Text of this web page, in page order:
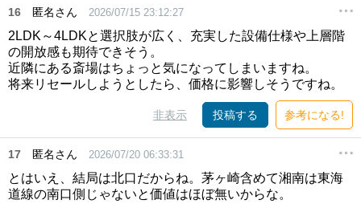
16 匿名さん 2026/07/15 23:12:27
2LDK～4LDKと選択肢が広く、充実した設備仕様や上層階
の開放感も期待できそう。
近隣にある斎場はちょっと気になってしまいますね。
将来リセールしようとしたら、価格に影響しそうですね。
非表示 投稿する 参考になる!
17 匿名さん 2026/07/20 06:33:31
とはいえ、結局は北口だからね。茅ヶ崎含めて湘南は東海
道線の南口側じゃないと価値はほぼ無いからな。